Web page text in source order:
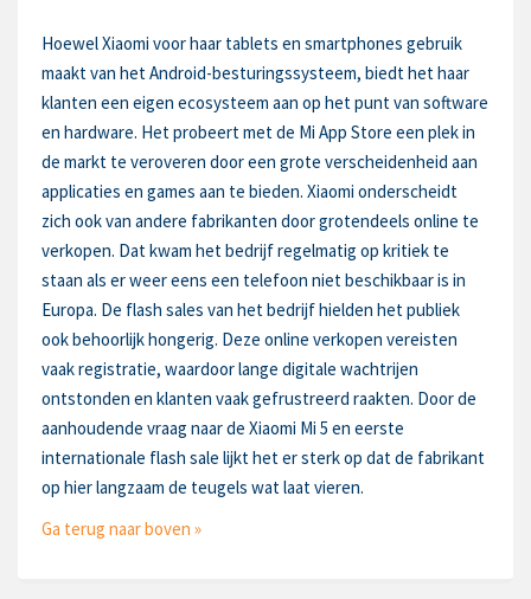
Hoewel Xiaomi voor haar tablets en smartphones gebruik
maakt van het Android-besturingssysteem, biedt het haar
klanten een eigen ecosysteem aan op het punt van software
en hardware. Het probeert met de Mi App Store een plek in
de markt te veroveren door een grote verscheidenheid aan
applicaties en games aan te bieden. Xiaomi onderscheidt
zich ook van andere fabrikanten door grotendeels online te
verkopen. Dat kwam het bedrijf regelmatig op kritiek te
staan als er weer eens een telefoon niet beschikbaar is in
Europa. De flash sales van het bedrijf hielden het publiek
ook behoorlijk hongerig. Deze online verkopen vereisten
vaak registratie, waardoor lange digitale wachtrijen
ontstonden en klanten vaak gefrustreerd raakten. Door de
aanhoudende vraag naar de Xiaomi Mi 5 en eerste
internationale flash sale lijkt het er sterk op dat de fabrikant
op hier langzaam de teugels wat laat vieren.
Ga terug naar boven »